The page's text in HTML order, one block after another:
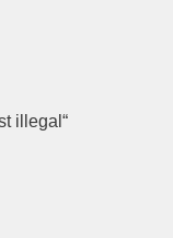
illegal“